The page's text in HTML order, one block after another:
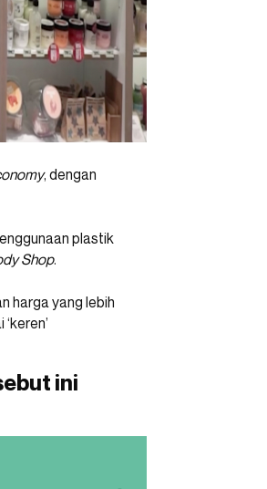
, dengan
plastik
Shop.
harga yang lebih
ini